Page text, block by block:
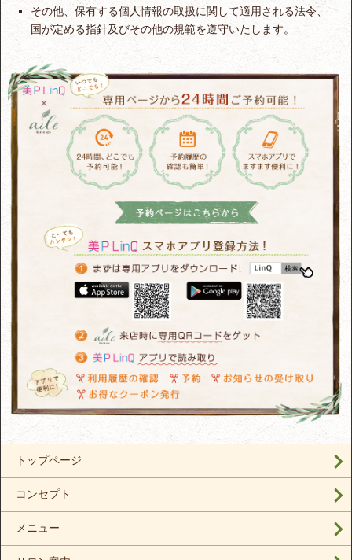
その他、保有する個人情報の取扱に関して適用される法令、
国が定める指針及びその他の規範を遵守いたします。
トップページ
コンセプト
メニュー